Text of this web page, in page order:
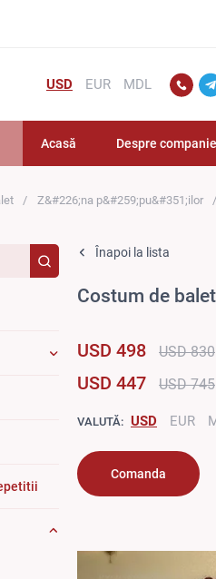
USD EUR MDL
Acasă Despre companie
Z&#226;na p&#259;pu&#351;ilor
Înapoi la lista
Costum de
USD 498 USD 830
USD 447 USD 745
VALUTĂ: USD EUR
Comanda